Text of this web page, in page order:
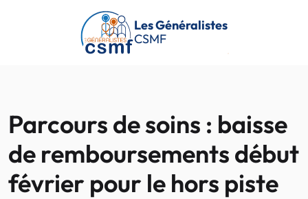
Passer au contenu principal
Les Généralistes
CSMF
Parcours de soins : baisse
de remboursements début
février pour le hors piste